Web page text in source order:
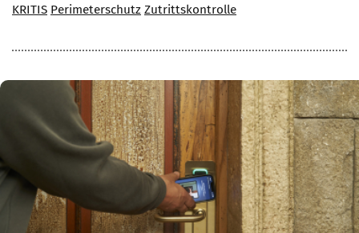
KRITIS Perimeterschutz Zutrittskontrolle